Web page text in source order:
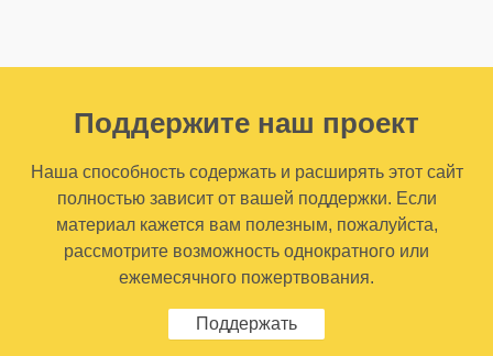
Поддержите наш проект
Наша способность содержать и расширять этот сайт
полностью зависит от вашей поддержки. Если
материал кажется вам полезным, пожалуйста,
рассмотрите возможность однократного или
ежемесячного пожертвования.
Поддержать